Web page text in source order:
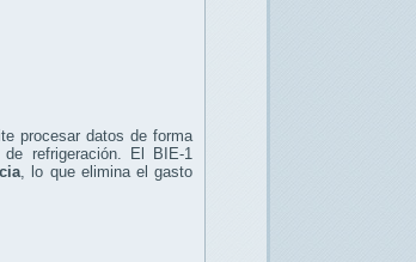
procesar datos de forma
refrigeración. El BIE-1
, lo que elimina el gasto